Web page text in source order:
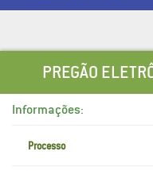
PREGÃO
Informações:
Processo